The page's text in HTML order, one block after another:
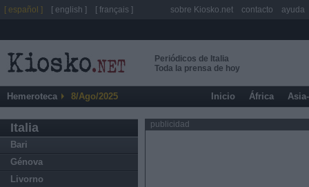
Periódicos de Italia
Toda la prensa de hoy
Hemeroteca 8/Ago/2025 Inicio África
Italia
Bari
Génova
Livorno
publicidad
[ español ] [ english ] [ français ] sobre Kiosko.net contacto ayuda